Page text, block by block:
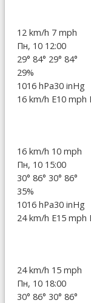
12 km/h 7 mph
Пн, 10 12:00
29° 84° 29° 84°
29%
1016 hPa30 inHg
16 km/h E10 mph
16 km/h 10 mph
Пн, 10 15:00
30° 86° 30° 86°
35%
1016 hPa30 inHg
24 km/h E15 mph
24 km/h 15 mph
Пн, 10 18:00
30° 86° 30° 86°